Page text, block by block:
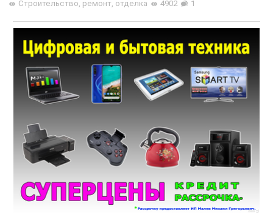
Строительство, ремонт, отделка 4902 1